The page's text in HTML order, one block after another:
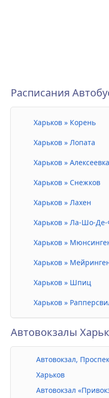
Расписания
Харьков » Корень
Харьков » Лопата
Харьков » Алексеевка
Харьков » Снежков
Харьков » Лахен
Харьков » Ла-Шо-
Харьков »
Харьков »
Харьков » Шпиц
Харьков »
Автовокзалы
Автовокзал,
Харьков
Автовокзал